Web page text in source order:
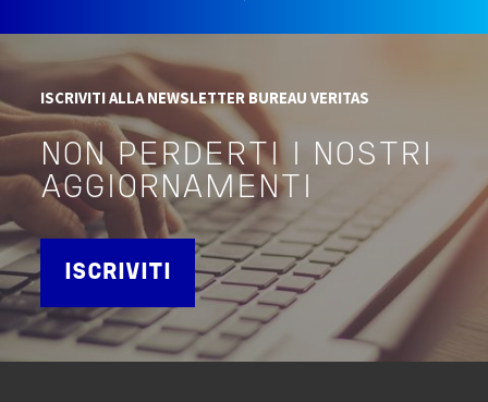
ISCRIVITI ALLA NEWSLETTER BUREAU VERITAS
NON PERDERTI I NOSTRI
AGGIORNAMENTI
ISCRIVITI